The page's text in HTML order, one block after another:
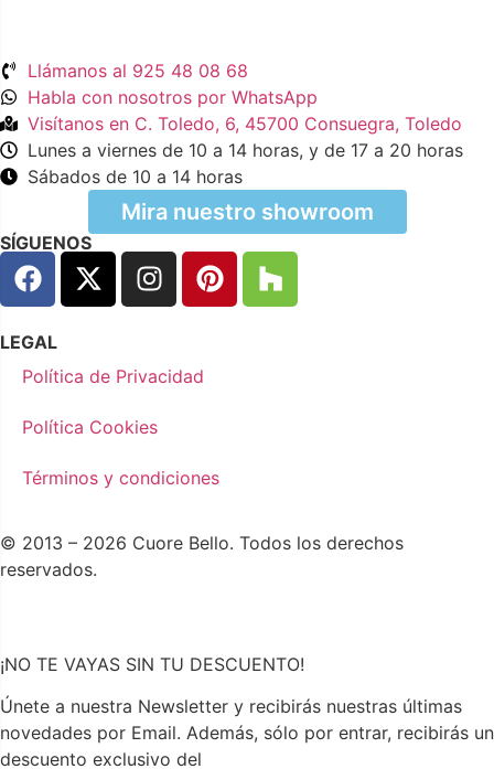
Llámanos al 925 48 08 68
Habla con nosotros por WhatsApp
Visítanos en C. Toledo, 6, 45700 Consuegra, Toledo
Lunes a viernes de 10 a 14 horas, y de 17 a 20 horas
Sábados de 10 a 14 horas
Mira nuestro showroom
SÍGUENOS
LEGAL
Política de Privacidad
Política Cookies
Términos y condiciones
© 2013 – 2026 Cuore Bello. Todos los derechos
reservados.
¡NO TE VAYAS SIN TU DESCUENTO!
Únete a nuestra Newsletter y recibirás nuestras últimas
novedades por Email. Además, sólo por entrar, recibirás un
descuento exclusivo del